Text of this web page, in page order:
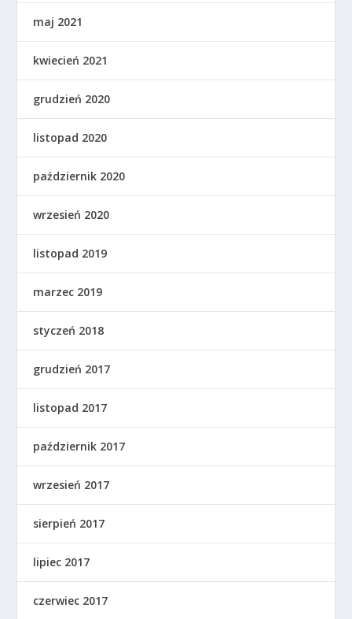
maj 2021
kwiecień 2021
grudzień 2020
listopad 2020
październik 2020
wrzesień 2020
listopad 2019
marzec 2019
styczeń 2018
grudzień 2017
listopad 2017
październik 2017
wrzesień 2017
sierpień 2017
lipiec 2017
czerwiec 2017